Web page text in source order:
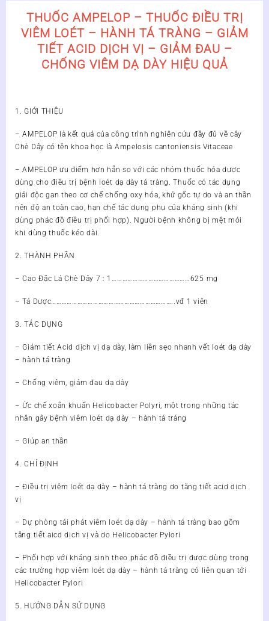
THUỐC AMPELOP – THUỐC ĐIỀU TRỊ
VIÊM LOÉT – HÀNH TÁ TRÀNG – GIẢM
TIẾT ACID DỊCH VỊ – GIẢM ĐAU –
CHỐNG VIÊM DẠ DÀY HIỆU QUẢ
1. GIỚI THIỆU
– AMPELOP là kết quả của công trình nghiên cứu đầy đủ về cây
Chè Dây có tên khoa học là Ampelosis cantoniensis Vitaceae
– AMPELOP ưu điểm hơn hẳn so với các nhóm thuốc hóa dược
dùng cho điều trị bệnh loét dạ dày tá tràng. Thuốc có tác dụng
giải độc gan theo cơ chế chống oxy hóa, khử gốc tự do và an thần
nên độ an toàn cao, hạn chế tác dụng phụ của kháng sinh (khi
dùng phác đồ điều trị phối hợp). Người bệnh không bị mệt mỏi
khi dùng thuốc kéo dài.
2. THÀNH PHẦN
– Cao Đặc Lá Chè Dây 7 : 1………………………………………625 mg
– Tá Dược……………………………………………………………..vđ 1 viên
3. TÁC DỤNG
– Giảm tiết Acid dịch vị dạ dày, làm liền sẹo nhanh vết loét dạ dày
– hành tá tràng
– Chống viêm, giảm đau dạ dày
– Ức chế xoắn khuẩn Helicobacter Polyri, một trong những tác
nhân gây bệnh viêm loét dạ dày – hành tá tráng
– Giúp an thần
4. CHỈ ĐỊNH
– Điều trị viêm loét dạ dày – hành tá tràng do tăng tiết acid dịch
vị
– Dự phòng tái phát viêm loét dạ dày – hành tá tràng bao gồm
tăng tiết aicd dịch vị và do Helicobacter Pylori
– Phối hợp với kháng sinh theo phác đồ điều trị được dùng trong
các trường hợp viêm loét dạ dày – hành tá tràng có liên quan tới
Helicobacter Pylori
5. HƯỚNG DẪN SỬ DỤNG